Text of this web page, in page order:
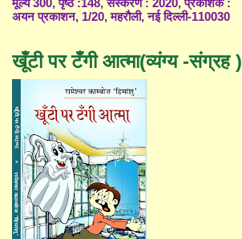
मूल्य 300, पृष्ठ :148, संस्करण : 2020, प्रकाशक :
अयन प्रकाशन, 1/20, महरौली, नई दिल्ली-110030
खूँटी पर टँगी आत्मा(व्यंग्य -संग्रह )